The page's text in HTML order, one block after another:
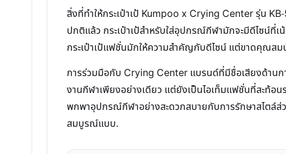
สิ่งที่ทำให้กระเป๋าเป้ Kumpoo x Crying Center รุ่น
ปกติแล้ว กระเป๋าเป้สำหรับใส่อุปกรณ์กีฬามักจะมีดีไซน์ที่
กระเป๋าเป้แฟชั่นมักให้ความสำคัญกับดีไซน์ แต่ขาดคุณสม
การร่วมมือกับ Crying Center แบรนด์ที่มีชื่อเสียงด้านกา
งานกีฬาเพียงอย่างเดียว แต่ยังเป็นไอเท็มแฟชั่นที่สะท้อ
พกพาอุปกรณ์กีฬาอย่างสะดวกสบายกับการรักษาสไตล์ส่
สมบูรณ์แบบ.